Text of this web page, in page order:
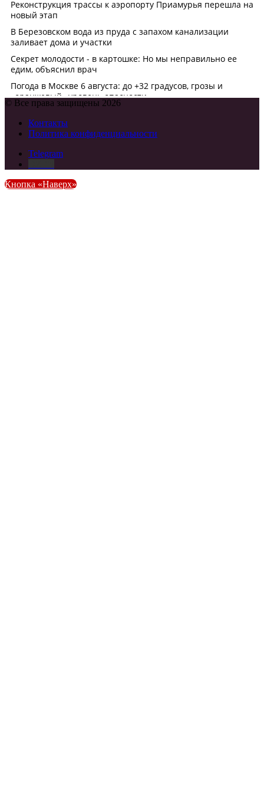
© Все права защищены 2026
Контакты
Политика конфиденциальности
Telegram
Кнопка «Наверх»